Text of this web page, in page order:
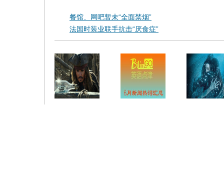
餐馆、网吧暂未“全面禁烟”
法国时装业联手抗击“厌食症”